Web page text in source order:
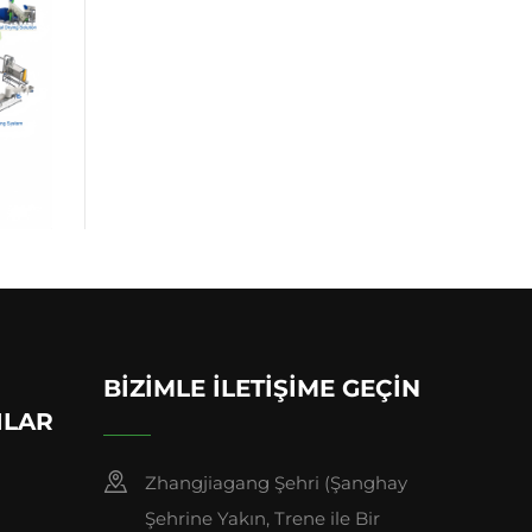
BIZIMLE İLETIŞIME GEÇIN
Zhangjiagang Şehri (Şanghay
Şehrine Yakın, Trene ile Bir